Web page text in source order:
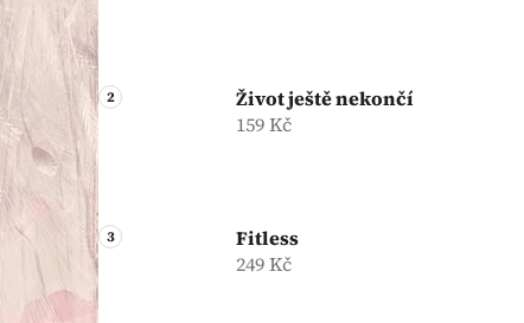
Život ještě nekončí
159 Kč
Fitless
249 Kč